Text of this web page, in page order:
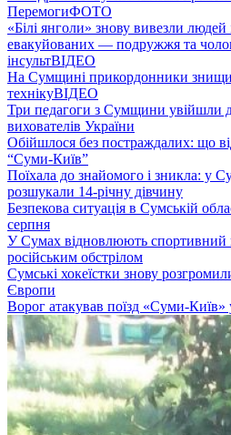
ПеремогиФОТО
«Білі янголи» знову вивезли людей
евакуйованих — подружжя та
інсультВІДЕО
На Сумщині прикордонники
технікуВІДЕО
Три педагоги з Сумщини
вихователів України
Обійшлося без постраждалих: що
“Суми-Київ”
Поїхала до знайомого і зникла: у
розшукали 14-річну дівчину
Безпекова ситуація в Сумській
серпня
У Сумах відновлюють
російським обстрілом
Сумські хокеїстки знову
Європи
Ворог атакував поїзд «Суми-